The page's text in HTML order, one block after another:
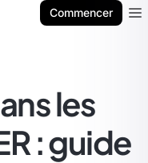
Commencer
les
: guide